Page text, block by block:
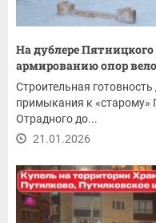
На дублере
армированию опор
Строительная
примыкания к «старому»
Отрадного до...
21.01.2026